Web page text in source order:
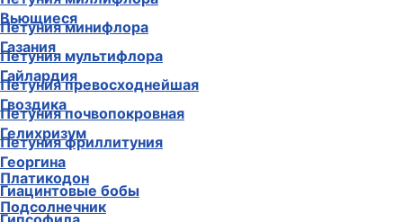
Петуния минифлора
Петуния мультифлора
Петуния превосходнейшая
Петуния почвопокровная
Петуния фриллитуния
Платикодон
Подсолнечник
Вьющиеся
Газания
Гайлардия
Гвоздика
Гелихризум
Георгина
Гиацинтовые бобы